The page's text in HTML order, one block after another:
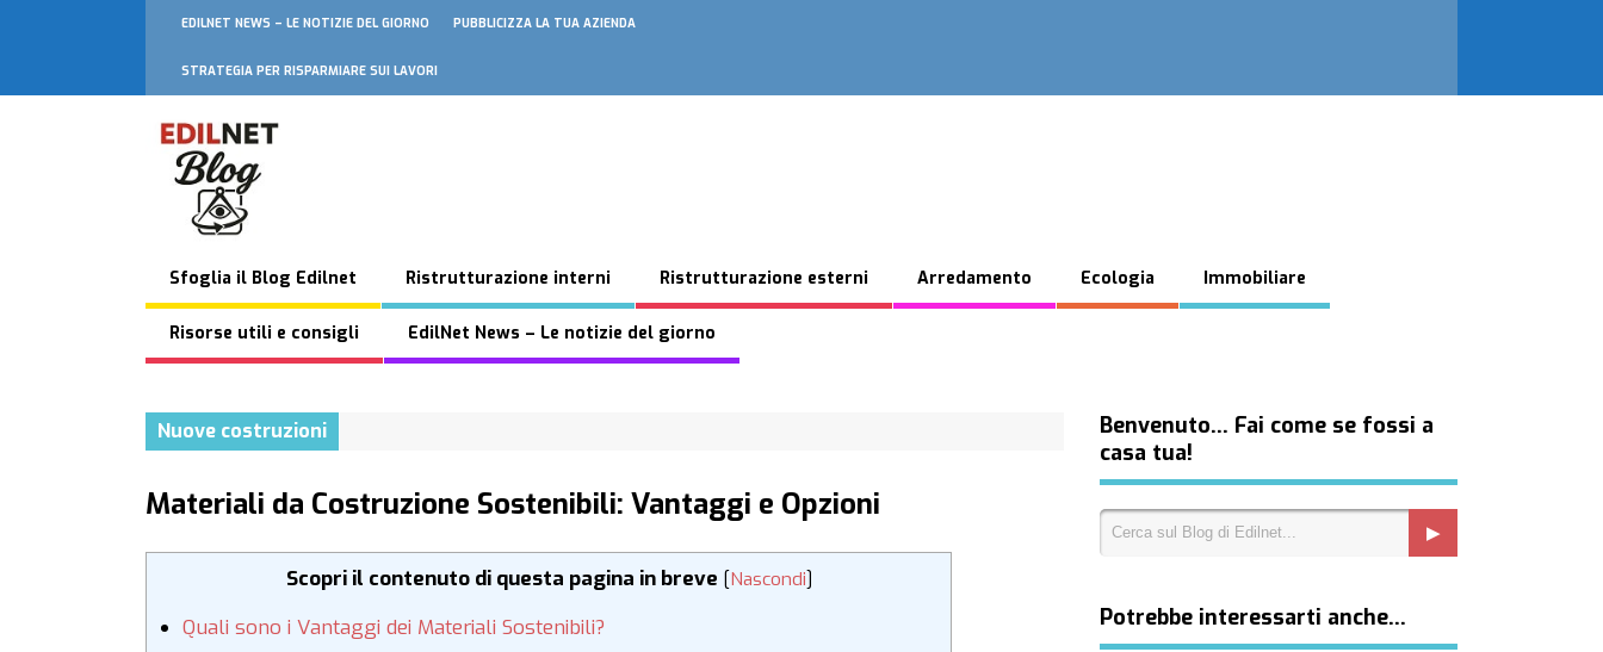
EDILNET NEWS – LE NOTIZIE DEL GIORNO PUBBLICIZZA LA TUA AZIENDA
STRATEGIA PER RISPARMIARE SUI LAVORI
Sfoglia il Blog Edilnet Ristrutturazione interni Ristrutturazione esterni Arredamento Ecologia Immobiliare
Risorse utili e consigli EdilNet News – Le notizie del giorno
Nuove costruzioni
Materiali da Costruzione Sostenibili: Vantaggi e Opzioni
Scopri il contenuto di questa pagina in breve [Nascondi]
Quali sono i Vantaggi dei Materiali Sostenibili?
Benvenuto… Fai come se fossi a
casa tua!
Potrebbe interessarti anche…